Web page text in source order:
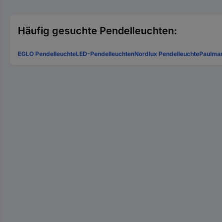
Häufig gesuchte Pendelleuchten:
EGLO PendelleuchteLED-PendelleuchtenNordlux Pendelleuchte